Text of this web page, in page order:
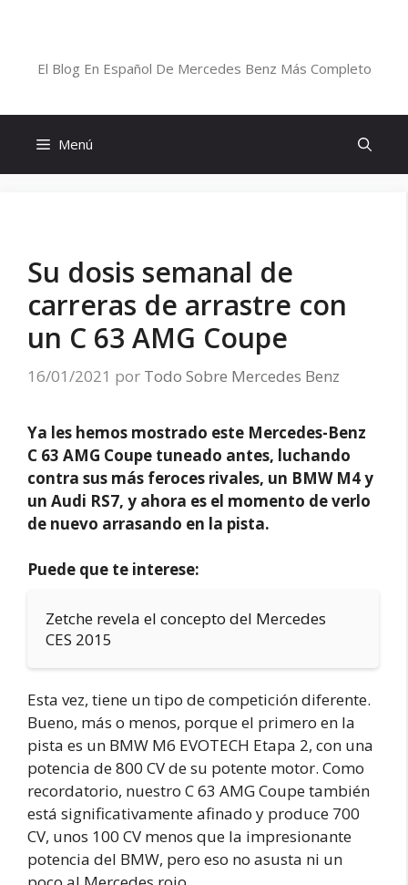
El Blog En Español De Mercedes Benz Más Completo
Menú
Su dosis semanal de
carreras de arrastre con
un C 63 AMG Coupe
16/01/2021 por Todo Sobre Mercedes Benz
Ya les hemos mostrado este Mercedes-Benz
C 63 AMG Coupe tuneado antes, luchando
contra sus más feroces rivales, un BMW M4 y
un Audi RS7, y ahora es el momento de verlo
de nuevo arrasando en la pista.
Puede que te interese:
Zetche revela el concepto del Mercedes
CES 2015
Esta vez, tiene un tipo de competición diferente.
Bueno, más o menos, porque el primero en la
pista es un BMW M6 EVOTECH Etapa 2, con una
potencia de 800 CV de su potente motor. Como
recordatorio, nuestro C 63 AMG Coupe también
está significativamente afinado y produce 700
CV, unos 100 CV menos que la impresionante
potencia del BMW, pero eso no asusta ni un